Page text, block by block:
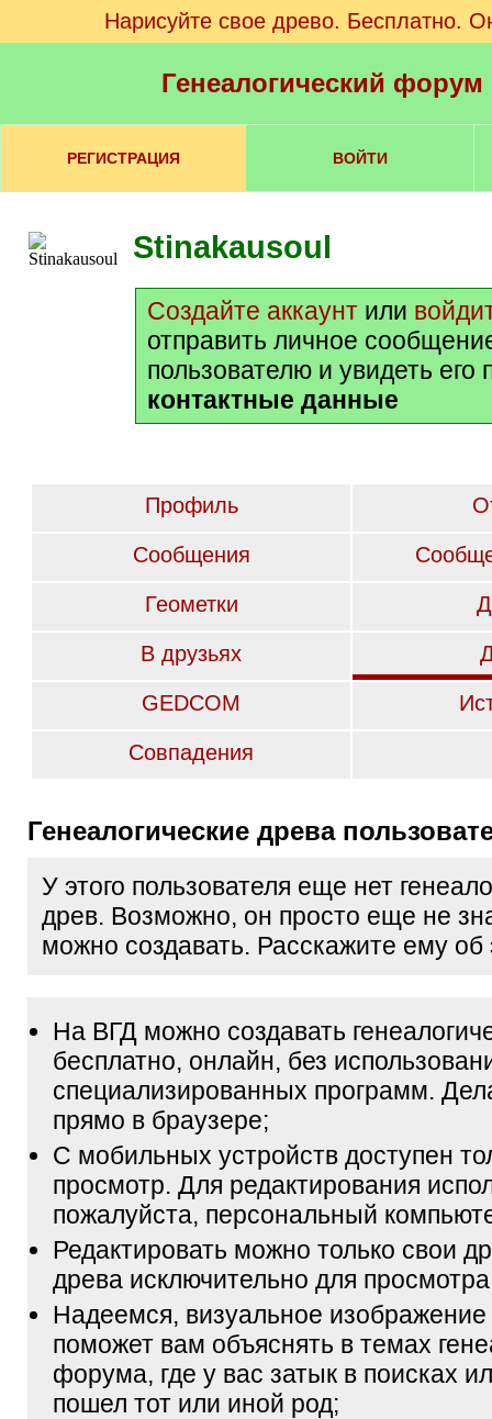
Нарисуйте свое древо. Бесплатно.
Генеалогический
РЕГИСТРАЦИЯ ВОЙТИ
Stinakausoul
Создайте аккаунт или
отправить личное
пользователю и увидеть его
контактные данные
Профиль
Сообщения
Геометки
В друзьях
GEDCOM
Совпадения
Генеалогические древа
У этого пользователя еще нет
древ. Возможно, он просто еще не
можно создавать. Расскажите ему об
На ВГД можно создавать
бесплатно, онлайн, без
специализированных программ.
прямо в браузере;
С мобильных устройств доступен
просмотр. Для редактирования
пожалуйста, персональный
Редактировать можно только свои
древа исключительно для
Надеемся, визуальное
поможет вам объяснять в темах
форума, где у вас затык в поисках
пошел тот или иной род;